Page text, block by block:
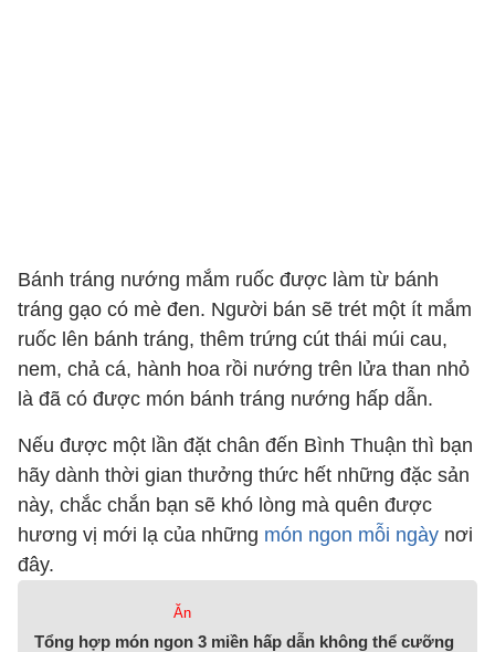
Bánh tráng nướng mắm ruốc được làm từ bánh
tráng gạo có mè đen. Người bán sẽ trét một ít mắm
ruốc lên bánh tráng, thêm trứng cút thái múi cau,
nem, chả cá, hành hoa rồi nướng trên lửa than nhỏ
là đã có được món bánh tráng nướng hấp dẫn.
Nếu được một lần đặt chân đến Bình Thuận thì bạn
hãy dành thời gian thưởng thức hết những đặc sản
này, chắc chắn bạn sẽ khó lòng mà quên được
hương vị mới lạ của những món ngon mỗi ngày nơi
đây.
Ăn
Tổng hợp món ngon 3 miền hấp dẫn không thể cưỡng